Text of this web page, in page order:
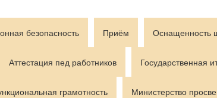
безопасность Приём Оснащенность
Аттестация пед работников Государственная
грамотность Министерство